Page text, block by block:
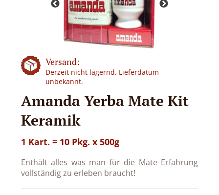
Versand:
Derzeit nicht lagernd. Lieferdatum
unbekannt.
Amanda Yerba Mate Kit
Keramik
1 Kart. = 10 Pkg. x 500g
Enthält alles was man für die Mate Erfahrung
vollständig zu erleben braucht!